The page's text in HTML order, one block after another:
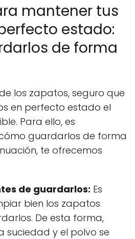
mantener tus
estado:
de forma
los zapatos, seguro que
en perfecto estado el
Para ello, es
guardarlos de forma
te ofrecemos
de guardarlos: Es
bien los zapatos
De esta forma,
suciedad y el polvo se